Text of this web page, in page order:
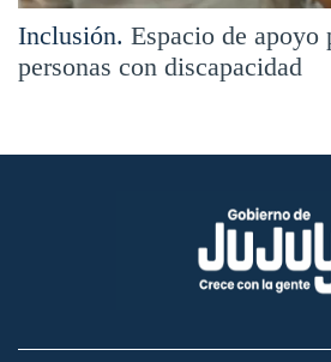
Inclusión. Espacio de apoyo
personas con discapacidad